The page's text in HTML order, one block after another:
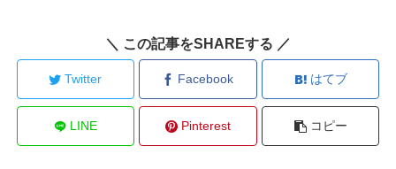
＼ この記事をSHAREする ／
Twitter Facebook はてブ
LINE Pinterest コピー